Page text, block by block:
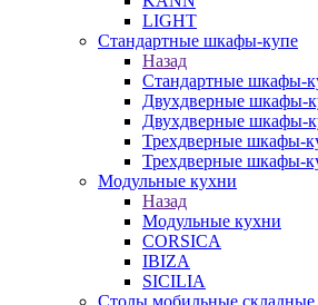
LIGHT
Стандартные шкафы-купе
Назад
Стандартные шкафы-
Двухдверные шкафы-
Двухдверные шкафы-
Трехдверные шкафы-
Трехдверные шкафы-
Модульные кухни
Назад
Модульные кухни
CORSICA
IBIZA
SICILIA
Столы мобильные складные